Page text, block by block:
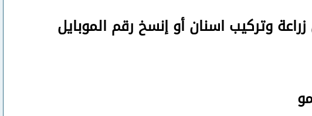
وتركيب اسنانأوإنسخ رقم الموبايل